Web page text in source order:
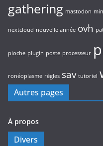
gathering mastodon
nextcloud nouvelle année ovh
pioche plugin poste processeur
ronéoplasme règles sav tutoriel
Autres pages
À propos
Divers